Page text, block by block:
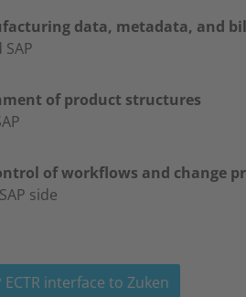
data, metadata, and
of product structures
of workflows and change
side
interface to Zuken